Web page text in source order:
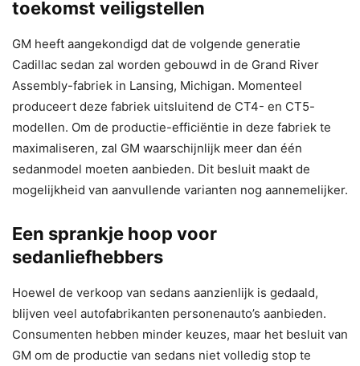
toekomst veiligstellen
GM heeft aangekondigd dat de volgende generatie
Cadillac sedan zal worden gebouwd in de Grand River
Assembly-fabriek in Lansing, Michigan. Momenteel
produceert deze fabriek uitsluitend de CT4- en CT5-
modellen. Om de productie-efficiëntie in deze fabriek te
maximaliseren, zal GM waarschijnlijk meer dan één
sedanmodel moeten aanbieden. Dit besluit maakt de
mogelijkheid van aanvullende varianten nog aannemelijker.
Een sprankje hoop voor
sedanliefhebbers
Hoewel de verkoop van sedans aanzienlijk is gedaald,
blijven veel autofabrikanten personenauto’s aanbieden.
Consumenten hebben minder keuzes, maar het besluit van
GM om de productie van sedans niet volledig stop te